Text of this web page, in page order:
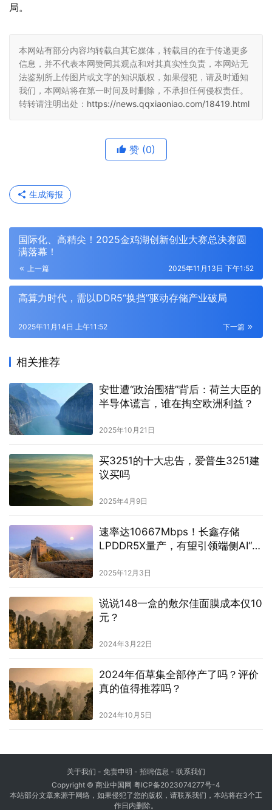
局。
本网站有部分内容均转载自其它媒体，转载目的在于传递更多
信息，并不代表本网赞同其观点和对其真实性负责，本网站无
法鉴别所上传图片或文字的知识版权，如果侵犯，请及时通知
我们，本网站将在第一时间及时删除，不承担任何侵权责任。
转转请注明出处： https://news.qqxiaoniao.com/18419.html
赞 (0)
生成海报
国际化、高精尖！2025金鸡湖创新创业大赛总决赛圆
满落幕！
上一篇 2025年11月13日 下午1:52
高算力时代，需以DDR5“换挡”驱动存储产业破局
下一篇
2025年11月14日 上午11:52
相关推荐
安世遭“政治围猎”背后：荷兰大臣的
半导体谎言，谁在掏空欧洲利益？
2025年10月21日
买3251的十大忠告，爱普生3251建
议买吗
2025年4月9日
速率达10667Mbps！长鑫存储
LPDDR5X量产，有望引领端侧AI“存
2025年12月3日
说说148一盒的敷尔佳面膜成本仅10
元？
2024年3月22日
2024年佰草集全部停产了吗？评价
真的值得推荐吗？
2024年10月5日
关于我们 - 免责申明 - 招聘信息 - 联系我们
Copyright © 商业中国网 粤ICP备2023074277号-4
本站部分文章来源于网络，如果侵犯了您的版权，请联系我们，本站将在3个工
作日内删除。